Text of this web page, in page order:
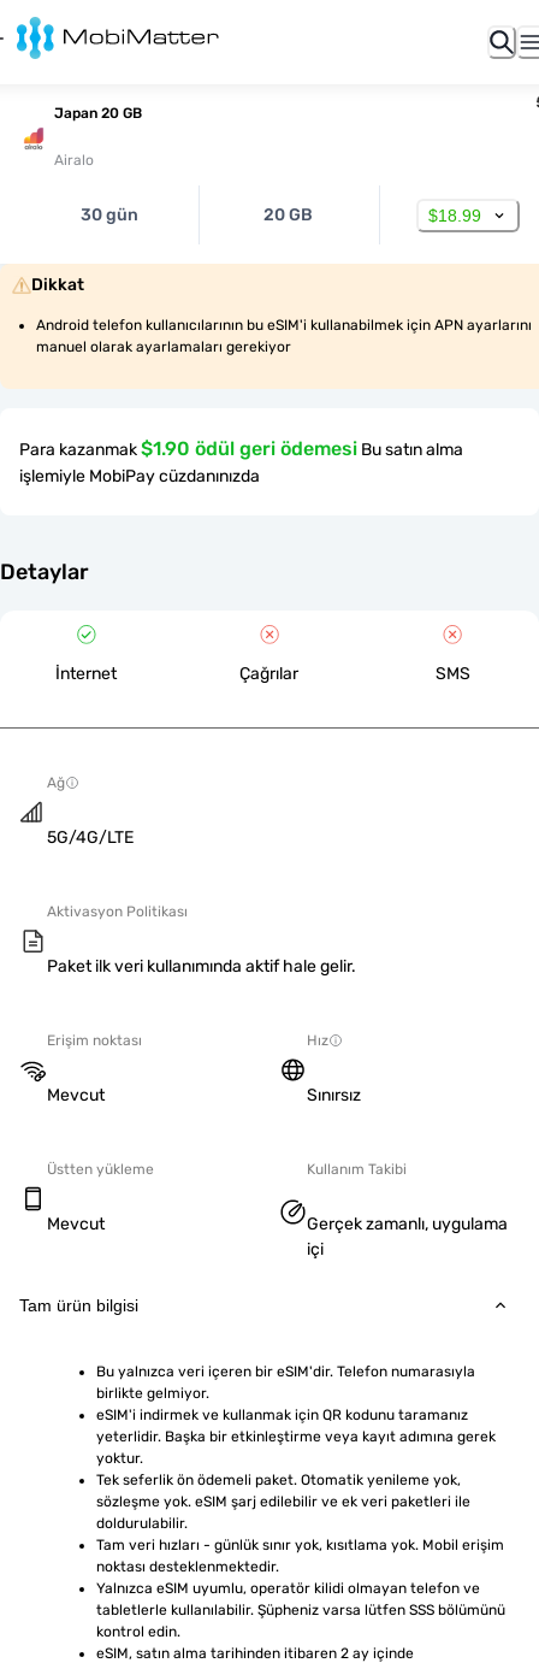
Japan 20 GB
Airalo
30 gün 20 GB $18.99
Dikkat
Android telefon kullanıcılarının bu eSIM'i kullanabilmek için APN ayarlarını
manuel olarak ayarlamaları gerekiyor
Para kazanmak$1.90 ödül geri ödemesi Bu satın alma
işlemiyle MobiPay cüzdanınızda
Detaylar
İnternet Çağrılar SMS
Ağ
5G/4G/LTE
Aktivasyon Politikası
Paket ilk veri kullanımında aktif hale gelir.
Erişim noktası
Mevcut
Hız
Sınırsız
Üstten yükleme
Mevcut
Kullanım Takibi
Gerçek zamanlı, uygulama
içi
Tam ürün bilgisi
Bu yalnızca veri içeren bir eSIM'dir. Telefon numarasıyla
birlikte gelmiyor.
eSIM'i indirmek ve kullanmak için QR kodunu taramanız
yeterlidir. Başka bir etkinleştirme veya kayıt adımına gerek
yoktur.
Tek seferlik ön ödemeli paket. Otomatik yenileme yok,
sözleşme yok. eSIM şarj edilebilir ve ek veri paketleri ile
doldurulabilir.
Tam veri hızları - günlük sınır yok, kısıtlama yok. Mobil erişim
noktası desteklenmektedir.
Yalnızca eSIM uyumlu, operatör kilidi olmayan telefon ve
tabletlerle kullanılabilir. Şüpheniz varsa lütfen SSS bölümünü
kontrol edin.
eSIM, satın alma tarihinden itibaren 2 ay içinde